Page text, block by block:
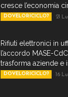
cresce l’economia
DOVELORICICLO? 21
Rifiuti elettronici in
l’accordo MASE-
trasforma aziende e
DOVELORICICLO? 16